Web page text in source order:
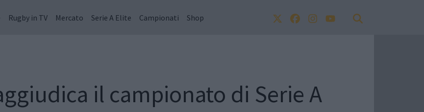
Rugby in TV Mercato Serie A Elite Campionati Shop
il campionato di Serie A